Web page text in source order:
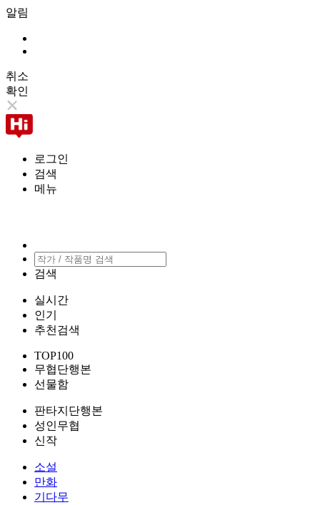
알림
취소
확인
로그인
검색
메뉴
검색
실시간
인기
추천검색
TOP100
무협단행본
선물함
판타지단행본
성인무협
신작
소설
만화
기다무